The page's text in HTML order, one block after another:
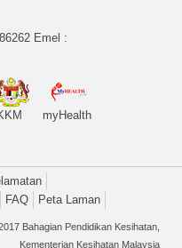
Emel :
myHealth
FAQ Peta Laman
Bahagian Pendidikan Kesihatan,
Kementerian Kesihatan Malaysia